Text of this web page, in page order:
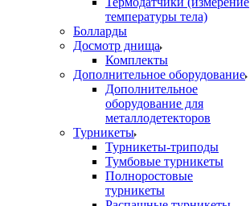
температуры тела)
Болларды
Досмотр днища
Комплекты
Дополнительное оборудование
Дополнительное
оборудование для
металлодетекторов
Турникеты
Турникеты-триподы
Тумбовые турникеты
Полноростовые
турникеты